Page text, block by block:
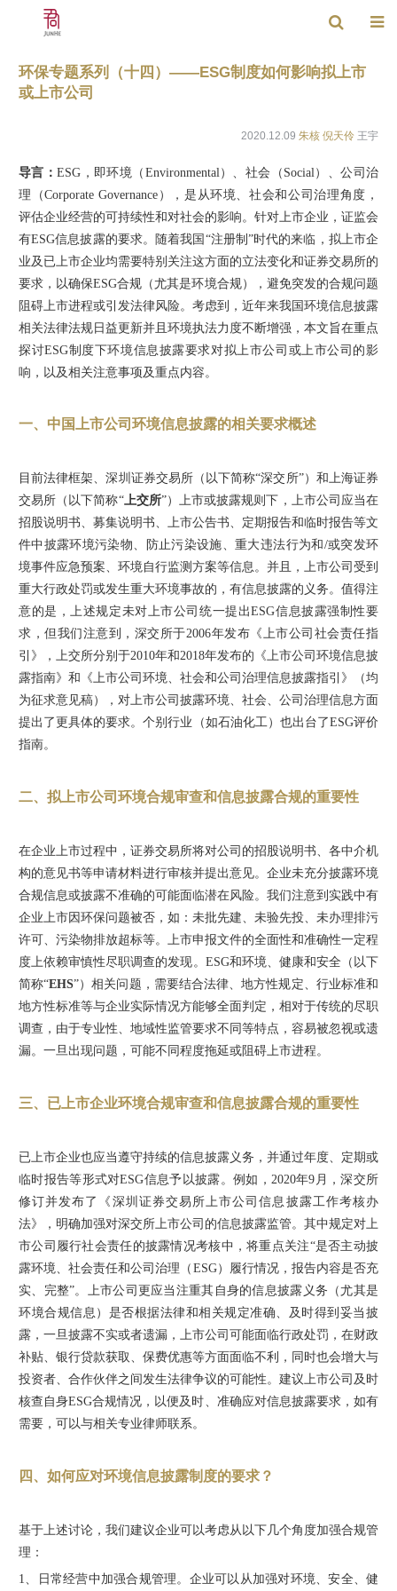
环保专题系列（十四）——ESG制度如何影响拟上市
或上市公司
2020.12.09 朱核 倪天伶 王宇
导言：ESG，即环境（Environmental）、社会（Social）、公司治
理（Corporate Governance），是从环境、社会和公司治理角度，
评估企业经营的可持续性和对社会的影响。针对上市企业，证监会
有ESG信息披露的要求。随着我国“注册制”时代的来临，拟上市企
业及已上市企业均需要特别关注这方面的立法变化和证券交易所的
要求，以确保ESG合规（尤其是环境合规），避免突发的合规问题
阻碍上市进程或引发法律风险。考虑到，近年来我国环境信息披露
相关法律法规日益更新并且环境执法力度不断增强，本文旨在重点
探讨ESG制度下环境信息披露要求对拟上市公司或上市公司的影
响，以及相关注意事项及重点内容。
一、中国上市公司环境信息披露的相关要求概述
目前法律框架、深圳证券交易所（以下简称“深交所”）和上海证券
交易所（以下简称“上交所”）上市或披露规则下，上市公司应当在
招股说明书、募集说明书、上市公告书、定期报告和临时报告等文
件中披露环境污染物、防止污染设施、重大违法行为和/或突发环
境事件应急预案、环境自行监测方案等信息。并且，上市公司受到
重大行政处罚或发生重大环境事故的，有信息披露的义务。值得注
意的是，上述规定未对上市公司统一提出ESG信息披露强制性要
求，但我们注意到，深交所于2006年发布《上市公司社会责任指
引》，上交所分别于2010年和2018年发布的《上市公司环境信息披
露指南》和《上市公司环境、社会和公司治理信息披露指引》（均
为征求意见稿），对上市公司披露环境、社会、公司治理信息方面
提出了更具体的要求。个别行业（如石油化工）也出台了ESG评价
指南。
二、拟上市公司环境合规审查和信息披露合规的重要性
在企业上市过程中，证券交易所将对公司的招股说明书、各中介机
构的意见书等申请材料进行审核并提出意见。企业未充分披露环境
合规信息或披露不准确的可能面临潜在风险。我们注意到实践中有
企业上市因环保问题被否，如：未批先建、未验先投、未办理排污
许可、污染物排放超标等。上市申报文件的全面性和准确性一定程
度上依赖审慎性尽职调查的发现。ESG和环境、健康和安全（以下
简称“EHS”）相关问题，需要结合法律、地方性规定、行业标准和
地方性标准等与企业实际情况方能够全面判定，相对于传统的尽职
调查，由于专业性、地域性监管要求不同等特点，容易被忽视或遗
漏。一旦出现问题，可能不同程度拖延或阻碍上市进程。
三、已上市企业环境合规审查和信息披露合规的重要性
已上市企业也应当遵守持续的信息披露义务，并通过年度、定期或
临时报告等形式对ESG信息予以披露。例如，2020年9月，深交所
修订并发布了《深圳证券交易所上市公司信息披露工作考核办
法》，明确加强对深交所上市公司的信息披露监管。其中规定对上
市公司履行社会责任的披露情况考核中，将重点关注“是否主动披
露环境、社会责任和公司治理（ESG）履行情况，报告内容是否充
实、完整”。上市公司更应当注重其自身的信息披露义务（尤其是
环境合规信息）是否根据法律和相关规定准确、及时得到妥当披
露，一旦披露不实或者遗漏，上市公司可能面临行政处罚，在财政
补贴、银行贷款获取、保费优惠等方面面临不利，同时也会增大与
投资者、合作伙伴之间发生法律争议的可能性。建议上市公司及时
核查自身ESG合规情况，以便及时、准确应对信息披露要求，如有
需要，可以与相关专业律师联系。
四、如何应对环境信息披露制 度的要求？
基于上述讨论，我们建议企业可以考虑从以下几个角度加强合规管
理：
1、
日常经营中加强合规管理。企业可以从加强对环境、安全、健